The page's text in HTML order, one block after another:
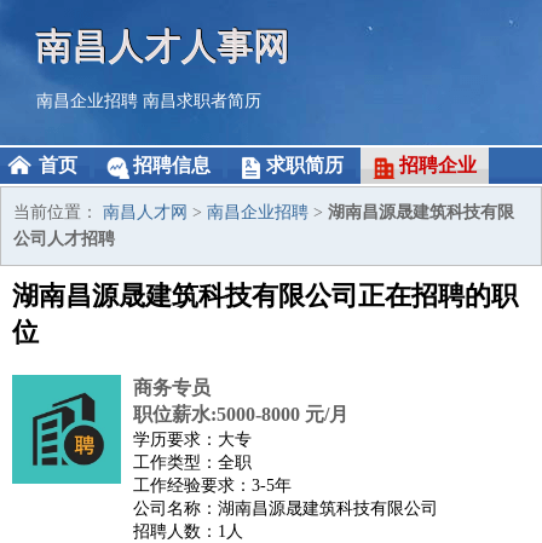
南昌人才人事网
南昌企业招聘 南昌求职者简历
首页 招聘信息 求职简历 招聘企业
当前位置： 南昌人才网 > 南昌企业招聘 > 湖南昌源晟建筑科技有限
公司人才招聘
湖南昌源晟建筑科技有限公司正在招聘的职
位
商务专员
职位薪水:5000-8000 元/月
学历要求：大专
工作类型：全职
工作经验要求：3-5年
公司名称：湖南昌源晟建筑科技有限公司
招聘人数：1人